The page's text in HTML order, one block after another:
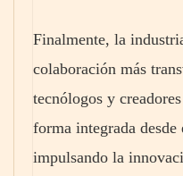
Finalmente, la
colaboración más
tecnólogos y
forma integrada
impulsando la